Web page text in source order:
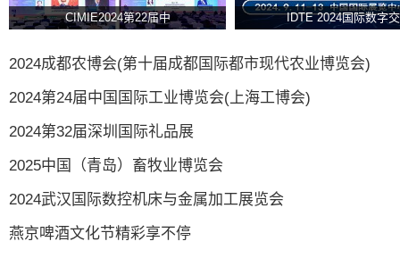
CIMIE2024第22届中 IDTE 2024国际数字交
2024成都农博会(第十届成都国际都市现代农业博览会)
2024第24届中国国际工业博览会(上海工博会)
2024第32届深圳国际礼品展
2025中国（青岛）畜牧业博览会
2024武汉国际数控机床与金属加工展览会
燕京啤酒文化节精彩享不停